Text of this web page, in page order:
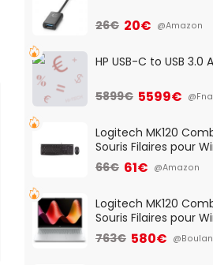
26€ 20€ @Amazon
HP USB-C to USB 3.0
5899€ 5599€
Logitech MK120
Souris Filaires pour
Optique Filaire,
And Play,
QWERTY UK - Noir
66€ 61€ @Amazon
Logitech MK120
Souris Filaires pour
Optique Filaire,
And Play,
763€ 580€